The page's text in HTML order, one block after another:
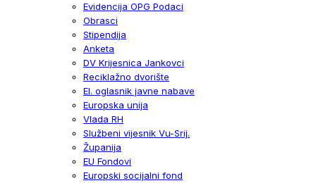
Evidencija OPG Podaci
Obrasci
Stipendija
Anketa
DV Krijesnica Jankovci
Reciklažno dvorište
El. oglasnik javne nabave
Europska unija
Vlada RH
Službeni vijesnik Vu-Srij.
Županija
EU Fondovi
Europski socijalni fond